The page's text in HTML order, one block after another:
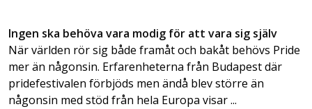
Ingen ska behöva vara modig för att vara sig själv
När världen rör sig både framåt och bakåt behövs Pride
mer än någonsin. Erfarenheterna från Budapest där
pridefestivalen förbjöds men ändå blev större än
någonsin med stöd från hela Europa visar ...